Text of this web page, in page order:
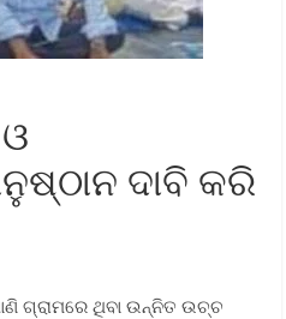
ଦାବି କରି
ଗ୍ରାମରେ ଥିବା ଉନ୍ନିତ ଉଚ୍ଚ